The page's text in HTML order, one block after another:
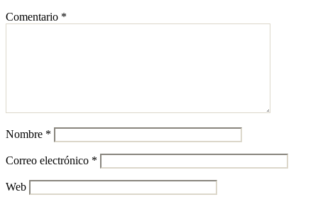
Comentario *
Nombre *
Correo electrónico *
Web